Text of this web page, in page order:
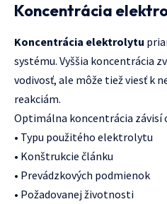
Koncentrácia
Koncentrácia elektrolytu
systému. Vyššia koncentrácia
vodivosť, ale môže tiež viesť k
reakciám.
Optimálna koncentrácia závisí
• Typu použitého elektrolytu
• Konštrukcie článku
• Prevádzkových podmienok
• Požadovanej životnosti